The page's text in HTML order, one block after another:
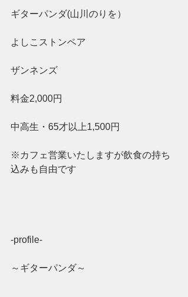
ギターパンダ(山川のりを）
よしこストンペア
ザンネンズ
料金2,000円
中高生・65才以上1,500円
※カフェ営業いたしますが飲食の持ち
込みも自由です
-profile-
～ギターパンダ～